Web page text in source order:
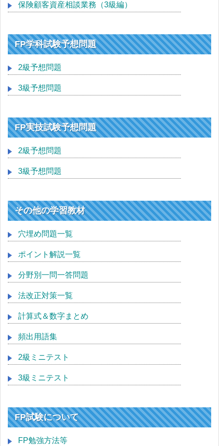
保険顧客資産相談業務（3級編）
FP学科試験予想問題
2級予想問題
3級予想問題
FP実技試験予想問題
2級予想問題
3級予想問題
その他の学習教材
穴埋め問題一覧
ポイント解説一覧
分野別一問一答問題
法改正対策一覧
計算式＆数字まとめ
頻出用語集
2級ミニテスト
3級ミニテスト
FP試験について
FP勉強方法等